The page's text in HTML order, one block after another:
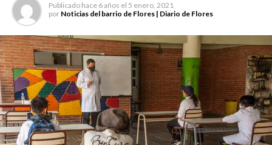
Publicado hace 6 años el 5 enero, 2021
por Noticias del barrio de Flores | Diario de Flores